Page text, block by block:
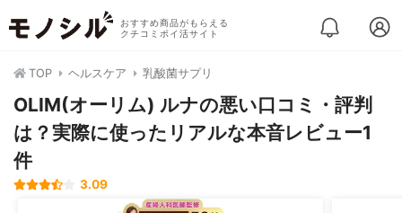
おすすめ商品がもらえる
クチコミポイ活サイト
TOP ヘルスケア 乳酸菌サプリ
OLIM(オーリム) ルナの悪い口コミ・評判
は？実際に使ったリアルな本音レビュー1
件
3.09